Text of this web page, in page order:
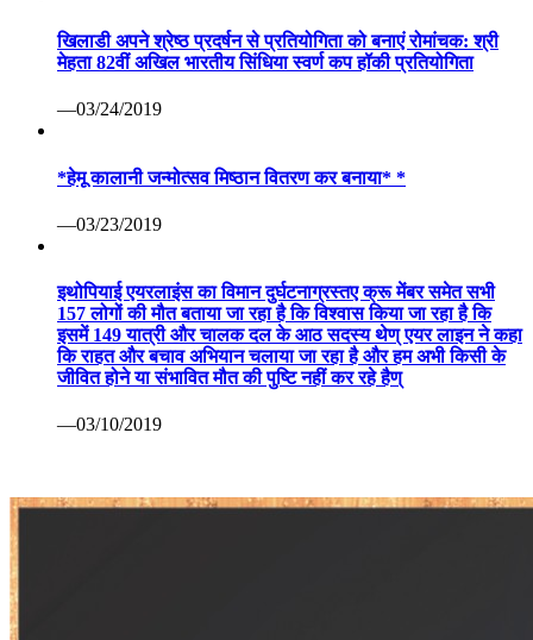
खिलाडी अपने श्रेष्ठ प्रदर्षन से प्रतियोगिता को बनाएं रोमांचक: श्री
मेहता 82वीं अखिल भारतीय सिंधिया स्वर्ण कप हॉकी प्रतियोगिता
—03/24/2019
*हेमू कालानी जन्मोत्सव मिष्ठान वितरण कर बनाया* *
—03/23/2019
इथोपियाई एयरलाइंस का विमान दुर्घटनाग्रस्तए क्रू मेंबर समेत सभी
157 लोगों की मौत बताया जा रहा है कि विश्वास किया जा रहा है कि
इसमें 149 यात्री और चालक दल के आठ सदस्य थेण् एयर लाइन ने कहा
कि राहत और बचाव अभियान चलाया जा रहा है और हम अभी किसी के
जीवित होने या संभावित मौत की पुष्टि नहीं कर रहे हैण्
—03/10/2019